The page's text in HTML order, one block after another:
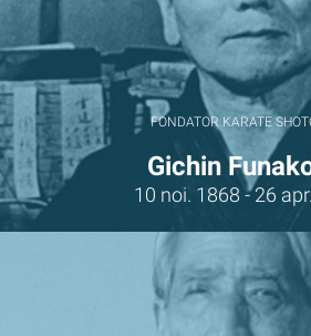
FONDATOR KARATE
Gichin
10 noi. 1868 - 26